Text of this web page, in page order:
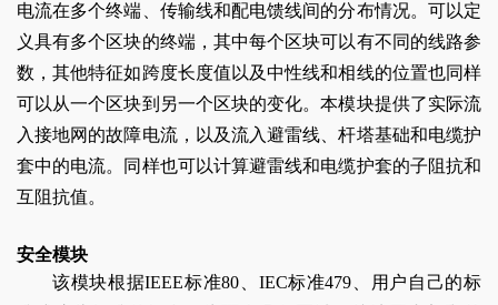
电流在多个终端、传输线和配电馈线间的分布情况。可以定
义具有多个区块的终端，其中每个区块可以有不同的线路参
数，其他特征如跨度长度值以及中性线和相线的位置也同样
可以从一个区块到另一个区块的变化。本模块提供了实际流
入接地网的故障电流，以及流入避雷线、杆塔基础和电缆护
套中的电流。同样也可以计算避雷线和电缆护套的子阻抗和
互阻抗值。
安全模块
该模块根据IEEE标准80、IEC标准479、用户自己的标